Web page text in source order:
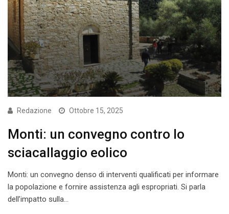
Redazione Ottobre 15, 2025
Monti: un convegno contro lo
sciacallaggio eolico
Monti: un convegno denso di interventi qualificati per informare
la popolazione e fornire assistenza agli espropriati. Si parla
dell’impatto sulla…